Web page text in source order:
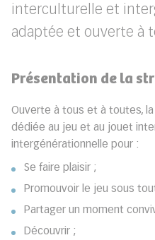
interculturelle et
adaptée et ouverte à
Présentation de la
Ouverte à tous et à toutes,
dédiée au jeu et au jouet
intergénérationnelle pour :
Se faire plaisir ;
Promouvoir le jeu sous
Partager un moment
Découvrir ;